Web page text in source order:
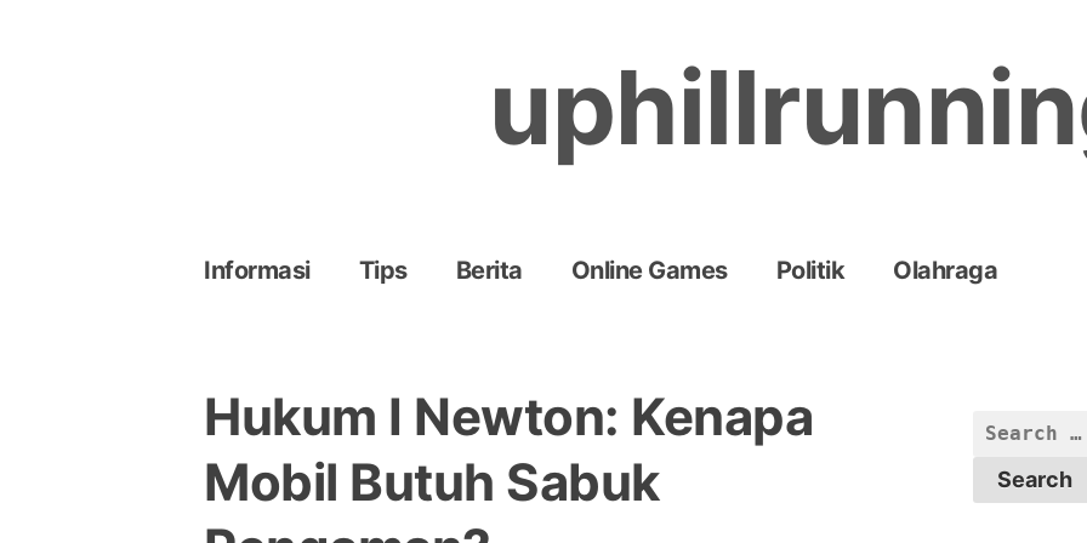
Informasi Tips Berita Online Games Politik Olahraga
Hukum I Newton: Kenapa
Mobil Butuh Sabuk
Search
for: